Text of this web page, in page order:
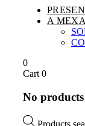
A
0
Cart 0
No
Products